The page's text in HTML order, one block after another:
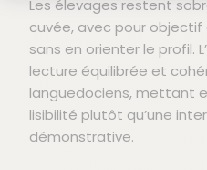
Axeptio consent
Notre plateforme vous permet d'adapter et
Les élevages restent
cuvée, avec pour objectif
sans en orienter le profil.
lecture équilibrée et
languedociens, mettant
lisibilité plutôt qu’une
démonstrative.